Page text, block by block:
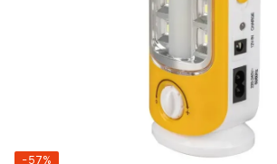
−57%